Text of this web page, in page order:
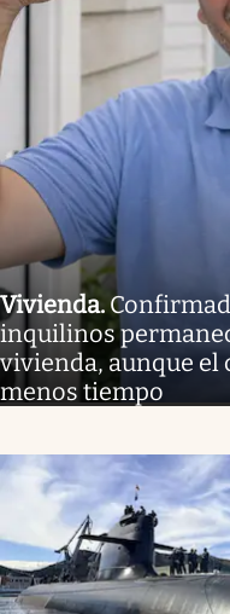
Vivienda.
inquilinos
vivienda, aunque
menos tiempo